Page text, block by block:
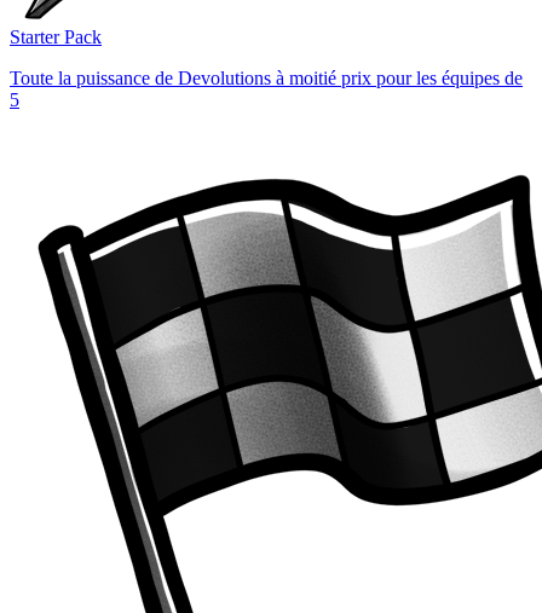
Starter Pack
Toute la puissance de Devolutions à moitié prix pour les équipes de
5